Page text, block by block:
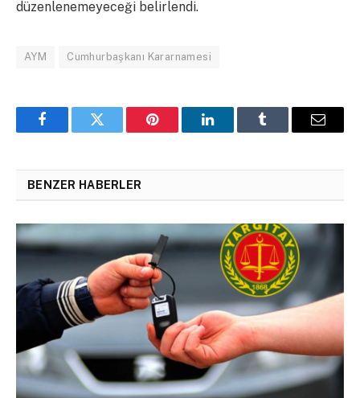
düzenlenemeyeceği belirlendi.
AYM Cumhurbaşkanı Kararnamesi
FacebookTwitter Pinterest LinkedInTumblr Email
BENZER HABERLER